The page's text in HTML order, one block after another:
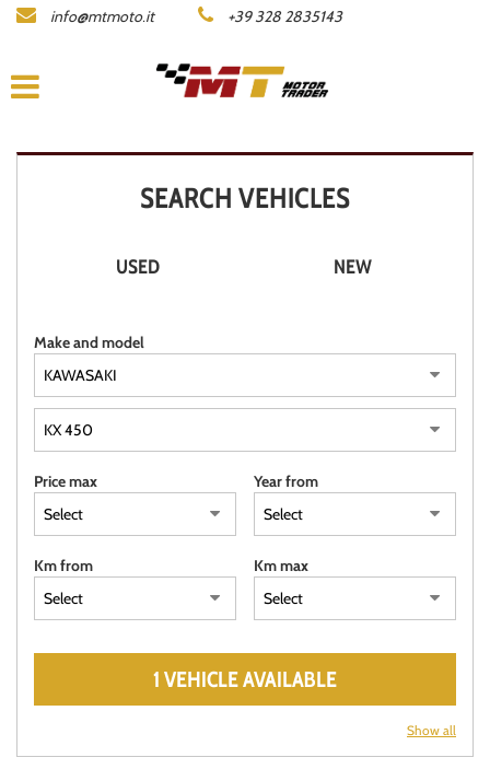
LISTA MOTO
COMPANY
ACQUISTIAMO LA TUA MOTO
ITALIANO
info@mtmoto.it +39 328 2835143
SEARCH VEHICLES
USED NEW
Make and model
Price max Year from
Km from Km max
1 VEHICLE AVAILABLE
Show all